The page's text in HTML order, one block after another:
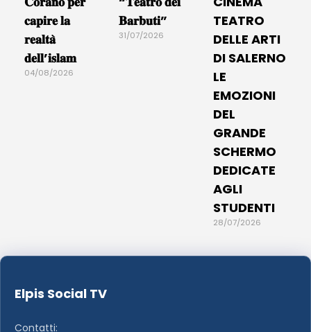
𝐜𝐚𝐩𝐢𝐫𝐞 𝐥𝐚
𝐫𝐞𝐚𝐥𝐭𝐚̀
𝐝𝐞𝐥𝐥’𝐢𝐬𝐥𝐚𝐦
04/08/2026
𝐁𝐚𝐫𝐛𝐮𝐭𝐢”
31/07/2026
TEATRO
DELLE ARTI
DI SALERNO
LE
EMOZIONI
DEL
GRANDE
SCHERMO
DEDICATE
AGLI
STUDENTI
28/07/2026
Elpis Social TV
Contatti: